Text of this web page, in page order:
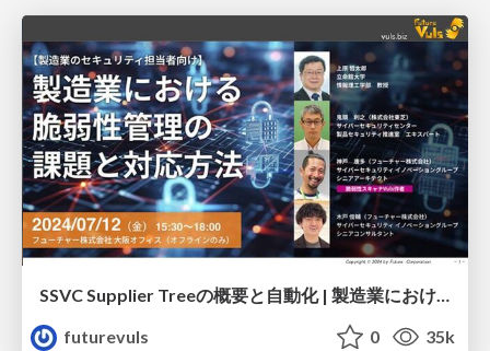
SSVC Supplier Treeの概要と自動化 | 製造業における脆弱性管理の課題と対応方法セミナー
futurevuls
0 35k